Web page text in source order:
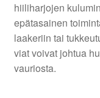
hiiliharjojen
epätasainen
laakeriin tai
viat voivat johtua
vauriosta.